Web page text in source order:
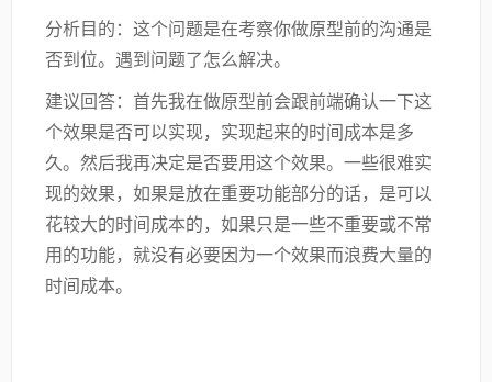
分析目的：这个问题是在考察你做原型前的沟通是
否到位。遇到问题了怎么解决。
建议回答：首先我在做原型前会跟前端确认一下这
个效果是否可以实现，实现起来的时间成本是多
久。然后我再决定是否要用这个效果。一些很难实
现的效果，如果是放在重要功能部分的话，是可以
花较大的时间成本的，如果只是一些不重要或不常
用的功能，就没有必要因为一个效果而浪费大量的
时间成本。